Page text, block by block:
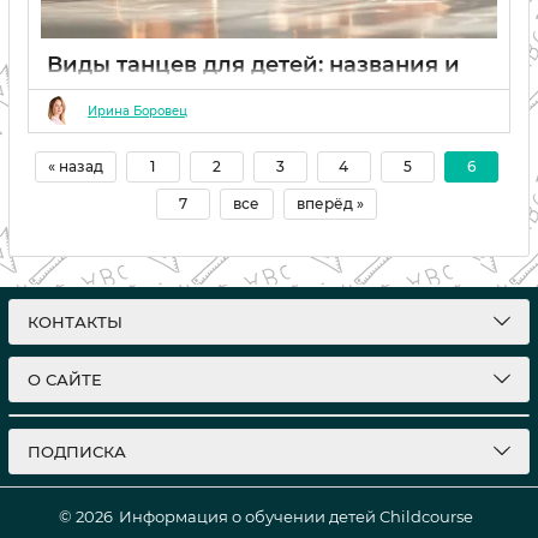
Виды танцев для детей: названия и
стили
Ирина Боровец
« назад 1 2 3 4 5 6
7 все вперёд »
КОНТАКТЫ
О САЙТЕ
ПОДПИСКА
© 2026 Информация о обучении детей Childcourse